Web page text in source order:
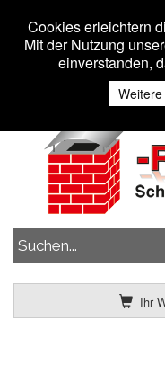
Ihr
Cookies erleichtern
Mit der Nutzung
einverstanden,